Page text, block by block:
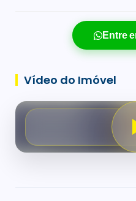
Entre
Vídeo do Imóvel